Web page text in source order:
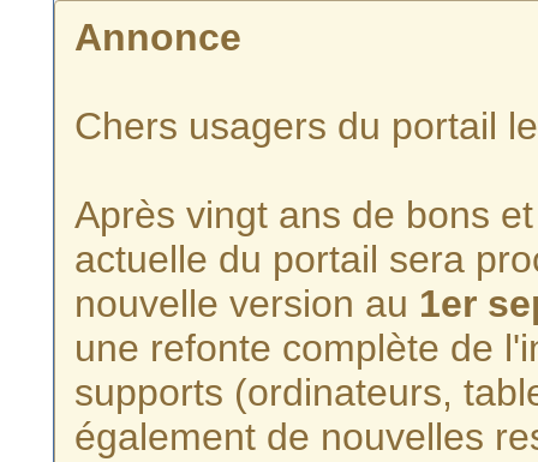
Annonce
Chers usagers du portail
Après vingt ans de bons
actuelle du portail sera
nouvelle version au 1er
une refonte complète de
supports (ordinateurs,
également de nouvelles